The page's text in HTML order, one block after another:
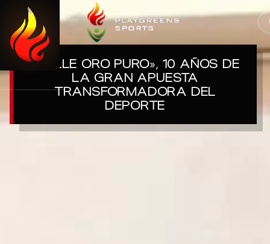
CERRAR
«VALLE ORO PURO», 10 AÑOS DE
LA GRAN APUESTA
TRANSFORMADORA DEL
DEPORTE